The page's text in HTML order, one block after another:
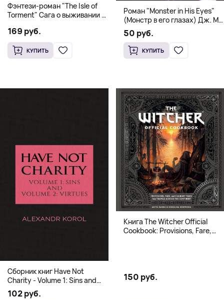
Фэнтези-роман "The Isle of
Torment" Сага о выживании и
169 руб.
КУПИТЬ
Роман "Monster in His Eyes"
(Монстр в его глазах) Дж. М.
Дарховер | Mafia Romance
18+
50 руб.
КУПИТЬ
Сборник книг Have Not
Charity - Volume 1: Sins and
Volume 2: Virtues
102 руб.
Книга The Witcher Official
Cookbook: Provisions, Fare,
150 руб.